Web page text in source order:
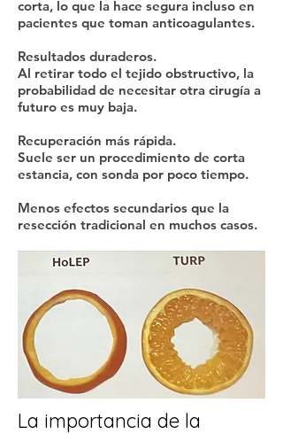
corta, lo que la hace segura incluso en
pacientes que toman anticoagulantes.
Resultados duraderos.
Al retirar todo el tejido obstructivo, la
probabilidad de necesitar otra cirugía a
futuro es muy baja.
Recuperación más rápida.
Suele ser un procedimiento de corta
estancia, con sonda por poco tiempo.
Menos efectos secundarios que la
resección tradicional en muchos casos.
La importancia de la